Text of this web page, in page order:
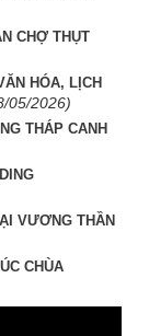
CHỢ THỤT
HÓA, LỊCH
05/2026)
THÁP CANH
VƯƠNG THẦN
CHÙA